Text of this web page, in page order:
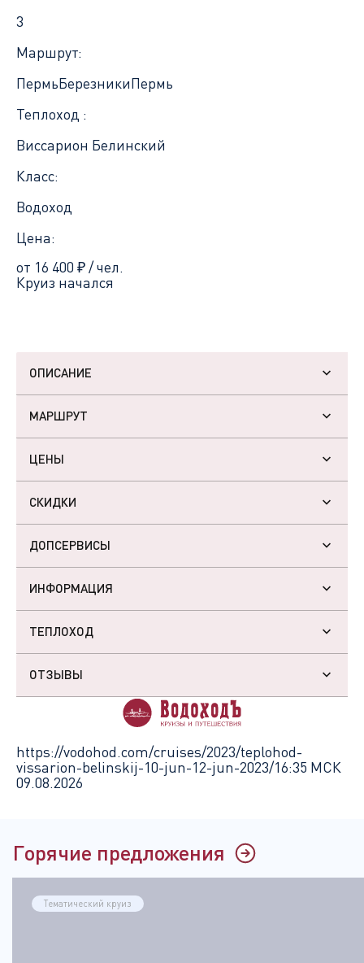
3
Маршрут:
ПермьБерезникиПермь
Теплоход :
Виссарион Белинский
Класс:
Водоход
Цена:
от 16 400 ₽/ чел.
Круиз начался
ОПИСАНИЕ
МАРШРУТ
ЦЕНЫ
СКИДКИ
ДОПСЕРВИСЫ
ИНФОРМАЦИЯ
ТЕПЛОХОД
ОТЗЫВЫ
https://vodohod.com/cruises/2023/teplohod-
vissarion-belinskij-10-jun-12-jun-2023/16:35 МСК
09.08.2026
Горячие предложения
Тематический круиз